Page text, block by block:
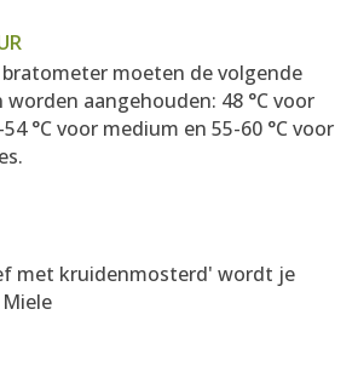
moeten de volgende
aangehouden: 48 °C voor
°C voor medium en 55-60 °C voor
met kruidenmosterd' wordt je
Miele